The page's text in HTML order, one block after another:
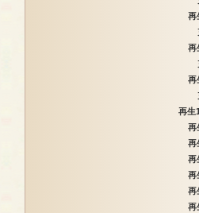
再
再
再
再生
再
再
再
再
再
再